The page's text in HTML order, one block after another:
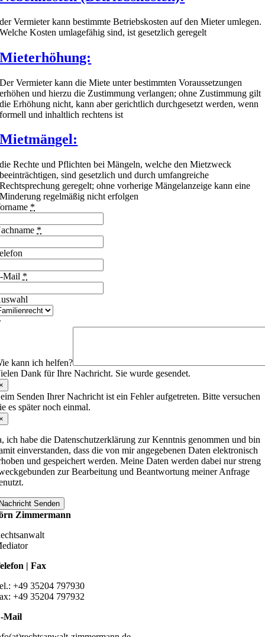
der Vermieter kann bestimmte Betriebskosten auf den Mieter umlegen.
Welche Kosten umlagefähig sind, ist gesetzlich geregelt
Mieterhöhung:
Der Vermieter kann die Miete unter bestimmten Voraussetzungen
erhöhen und hierzu die Zustimmung verlangen; ohne Zustimmung gilt
die Erhöhung nicht, kann aber gerichtlich durchgesetzt werden, wenn
formell und inhaltlich rechtens ist
Mietmängel:
die Rechte und Pflichten bei Mängeln, welche den Mietzweck
beeinträchtigen, sind gesetzlich und durch umfangreiche
Rechtsprechung geregelt; ohne vorherige Mängelanzeige kann eine
Minderung regelmäßig nicht erfolgen
*
*
Mail *
kann ich helfen?
Dank für Ihre Nachricht. Sie wurde gesendet.
Senden Ihrer Nachricht ist ein Fehler aufgetreten. Bitte versuchen
es später noch einmal.
ich habe die Datenschutzerklärung zur Kenntnis genommen und bin
einverstanden, dass die von mir angegebenen Daten elektronisch
und gespeichert werden. Meine Daten werden dabei nur streng
zur Bearbeitung und Beantwortung meiner Anfrage
Senden
Zimmermann
| Fax
+49 35204 797930
+49 35204 797932
Mail